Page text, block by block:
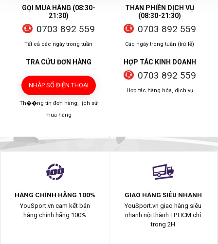
GỌI MUA HÀNG (08:30-
21:30)
0703 892 559
Tất cả các ngày trong tuần
THAN PHIỀN DỊCH VỤ
(08:30-21:30)
0703 892 559
Các ngày trong tuần (trừ lễ)
TRA CỨU ĐƠN HÀNG
NHẬP SỐ ĐIỆN THOẠI
Th��ng tin đơn hàng, lịch sử
mua hàng
HỢP TÁC KINH DOANH
0703 892 559
Hợp tác hàng hóa, dịch vụ
HÀNG CHÍNH HÃNG 100%
YouSport.vn cam kết bán
hàng chính hãng 100%
GIAO HÀNG SIÊU NHANH
YouSport.vn giao hàng siêu
nhanh nội thành TP.HCM chỉ
trong 2H